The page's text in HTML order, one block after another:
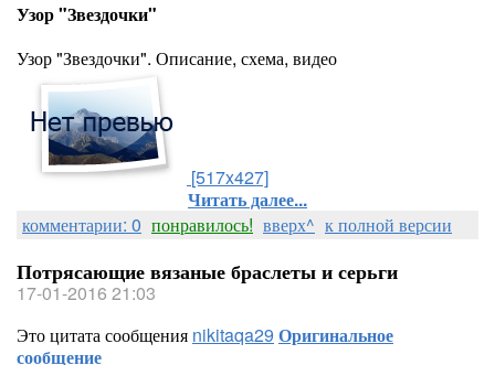
Узор "Звездочки"
Узор "Звездочки". Описание, схема, видео
[517x427]
Читать далее...
комментарии: 0 понравилось! вверх^ к полной версии
Потрясающие вязаные браслеты и серьги
17-01-2016 21:03
Это цитата сообщения nikitaqa29 Оригинальное
сообщение